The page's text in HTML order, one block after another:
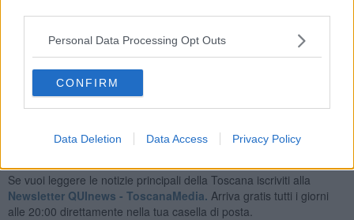
Personal Data Processing Opt Outs
CONFIRM
Data Deletion Data Access Privacy Policy
bacheca lo rendeva visibile ad un altro imprecisato numero di
persone. Entrambi sono stati processati e condannati. Il primo, l’ex
impiegato, soggiorna sempre in una struttura penitenziaria.
Nicolò Stella
Se vuoi leggere le notizie principali della Toscana iscriviti alla
Newsletter QUInews - ToscanaMedia. Arriva gratis tutti i giorni
alle 20:00 direttamente nella tua casella di posta.